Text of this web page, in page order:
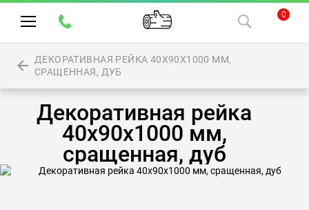
0
ДЕКОРАТИВНАЯ РЕЙКА 40Х90Х1000 ММ,
СРАЩЕННАЯ, ДУБ
Декоративная рейка
40х90х1000 мм,
сращенная, дуб